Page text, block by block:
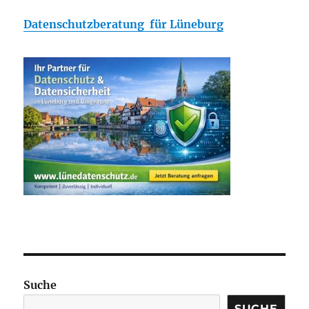
Datenschutzberatung für Lüneburg
Suche